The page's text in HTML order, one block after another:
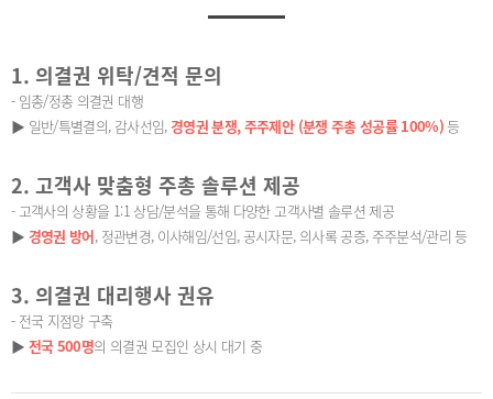
1. 의결권 위탁/견적 문의
- 임총/정총 의결권 대행
▶ 일반/특별결의, 감사선임, 경영권 분쟁, 주주제안 (분쟁 주총 성공률 100%) 등
2. 고객사 맞춤형 주총 솔루션 제공
- 고객사의 상황을 1:1 상담/분석을 통해 다양한 고객사별 솔루션 제공
▶ 경영권 방어 , 정관변경, 이사해임/선임, 공시자문, 의사록 공증, 주주분석/관리 등
3. 의결권 대리행사 권유
- 전국 지점망 구축
▶ 전국 500명의 의결권 모집인 상시 대기 중